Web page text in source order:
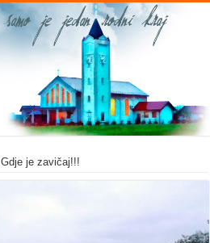
Gdje je zavičaj!!!